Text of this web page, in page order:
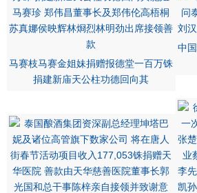
马赛枝马赛金姐妹捐赠报德堂一百万铢
捐建新庙天公柱功德回向其
中